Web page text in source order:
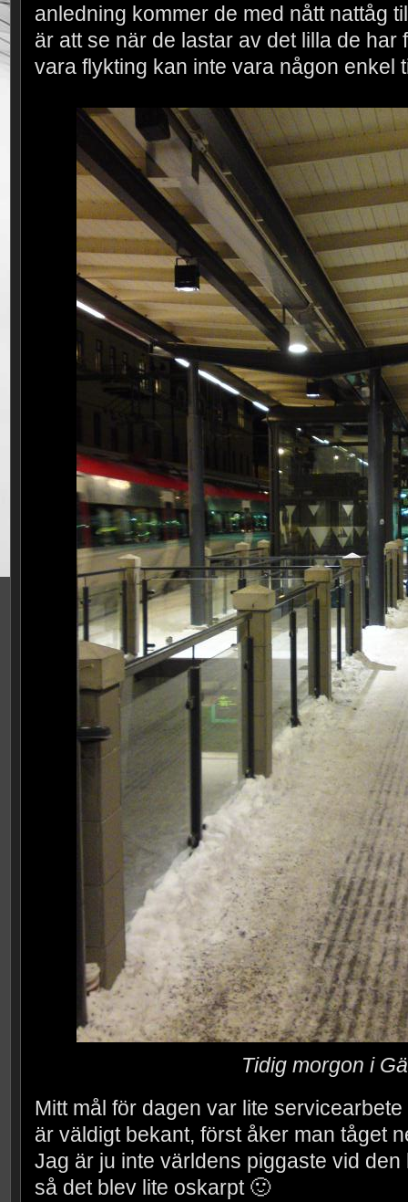
anledning kommer de med nått nattåg
är att se när de lastar av det lilla de har
vara flykting kan inte vara någon enkel
Tidig morgon i
Mitt mål för dagen var lite
är väldigt bekant, först åker man tåget
Jag är ju inte världens piggaste vid
så det blev lite oskarpt 🙂